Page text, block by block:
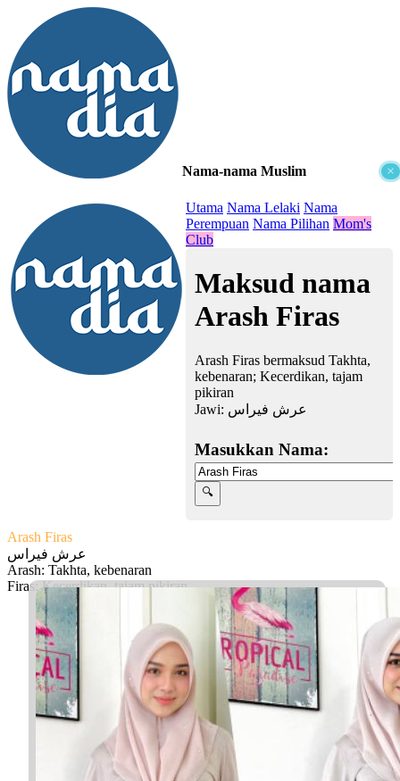
×
Nama-nama Muslim
Utama Nama Lelaki Nama
Perempuan Nama Pilihan Mom's
Club
Maksud nama
Arash Firas
Arash Firas bermaksud Takhta,
kebenaran; Kecerdikan, tajam
pikiran
Jawi: عرش فيراس
Masukkan Nama:
Arash Firas
عرش فيراس
Arash: Takhta, kebenaran
Firas: Kecerdikan, tajam pikiran
FacebookTwitter WhatsApp
Line TelegramShare